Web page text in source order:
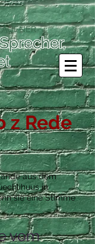
z Rede
aus dem
in
sie eine Stimme
vom